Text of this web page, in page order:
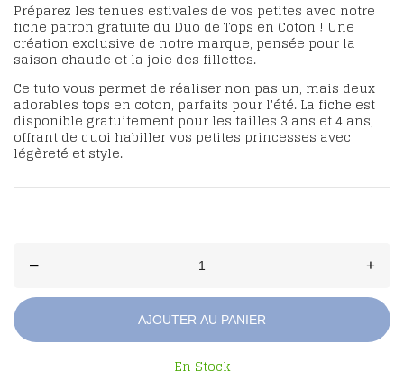
Préparez les tenues estivales de vos petites avec notre
fiche patron gratuite du Duo de Tops en Coton ! Une
création exclusive de notre marque, pensée pour la
saison chaude et la joie des fillettes.
Ce tuto vous permet de réaliser non pas un, mais deux
adorables tops en coton, parfaits pour l'été. La fiche est
disponible gratuitement pour les tailles 3 ans et 4 ans,
offrant de quoi habiller vos petites princesses avec
légèreté et style.
– +
AJOUTER AU PANIER
En Stock